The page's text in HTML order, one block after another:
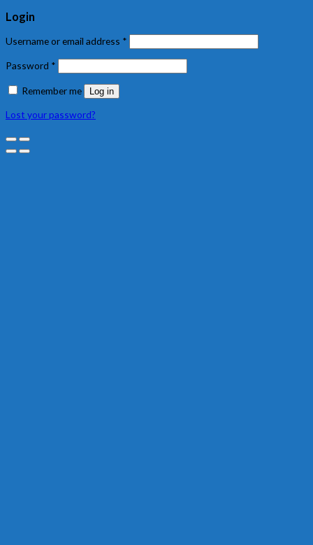
Login
Username or email address *
Password *
Remember me Log in
Lost your password?